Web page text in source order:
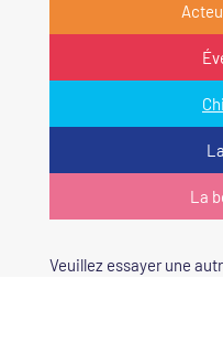
La
Veuillez essayer une